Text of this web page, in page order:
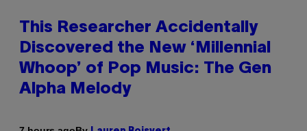
This Researcher Accidentally
Discovered the New ‘Millennial
Whoop’ of Pop Music: The Gen
Alpha Melody